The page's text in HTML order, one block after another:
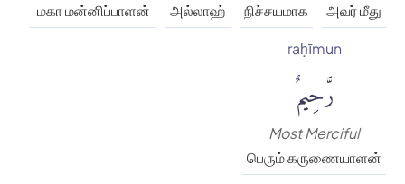
அவர் மீது
நிச்சயமாக
அல்லாஹ்
மகா மன்னிப்பாளன்
raḥīmun
رَّحِيمٌ
Most Merciful
பெரும் கருணையாளன்